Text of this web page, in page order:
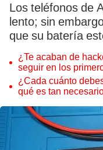
Los teléfonos de
lento; sin
que su batería
¿Te acaban de
seguir en los
¿Cada cuánto
qué es tan